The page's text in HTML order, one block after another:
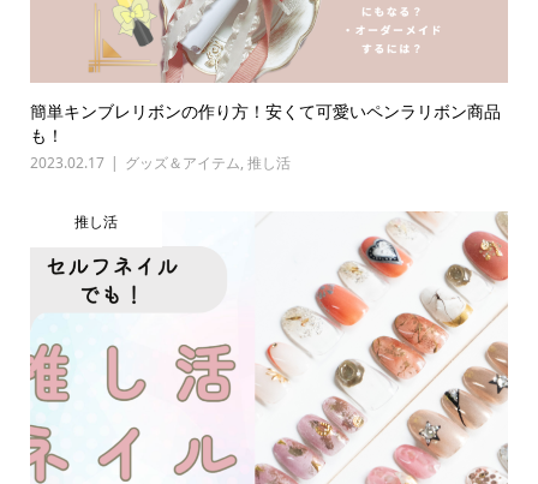
簡単キンブレリボンの作り方！安くて可愛いペンラリボン商品
も！
2023.02.17 グッズ＆アイテム, 推し活
推し活